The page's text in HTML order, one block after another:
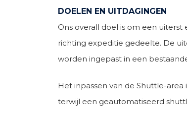
DOELEN EN UITDAGINGEN
Ons overall doel is om een
richting expeditie gedeelte. De
worden ingepast in een
Het inpassen van de Shuttle-
terwijl een geautomatiseerd